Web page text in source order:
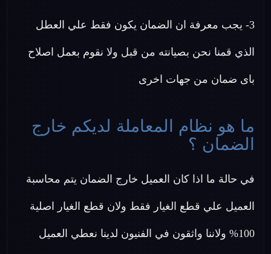
3- يجب معرفة ان الضمان يكون فقط علي العطل
الذي قمنا نحن بصيانته من قبل ولا نقوم بعمل اصلاح
باى ضمان من جهات اخرى
ما هو نظام المعاملة لديكم خارج
الضمان ؟
في حالة ما اذا كان العميل خارج الضمان يتم محاسبة
العميل علي قطع الغيار فقط ولان قطع الغيار اصلية
100% ولاننا واثقون في الفنيون لدينا نعطي العميل